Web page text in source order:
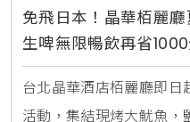
免飛日本！晶華栢麗
生啤無限暢飲再省
台北晶華酒店栢麗廳即
活動，集結現烤大魷魚，